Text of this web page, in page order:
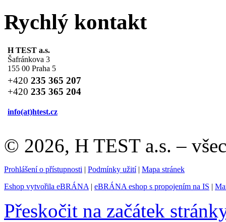
Rychlý kontakt
H TEST a.s.
Šafránkova 3
155 00 Praha 5
+420 235 365 207
+420 235 365 204
info(at)htest.cz
© 2026, H TEST a.s. –
Prohlášení o přístupnosti | Podmínky užití| Mapa stránek
Eshop vytvořila eBRÁNA | eBRÁNA eshop s propojením na IS |
Přeskočit na začátek